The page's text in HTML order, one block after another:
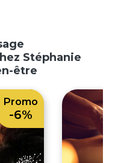
Stéphanie
être
Promo
-6%